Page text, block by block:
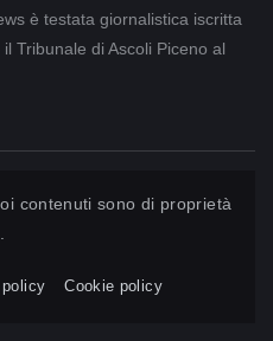
è testata giornalistica iscritta
Tribunale di Ascoli Piceno al
contenuti sono di proprietà
Cookie policy